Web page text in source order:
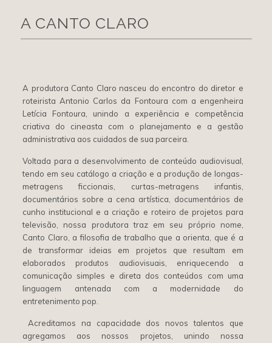
A CANTO CLARO
A produtora Canto Claro nasceu do encontro do diretor e
roteirista Antonio Carlos da Fontoura com a engenheira
Letícia Fontoura, unindo a experiência e competência
criativa do cineasta com o planejamento e a gestão
administrativa aos cuidados de sua parceira.
Voltada para a desenvolvimento de conteúdo audiovisual,
tendo em seu catálogo a criação e a produção de longas-
metragens ficcionais, curtas-metragens infantis,
documentários sobre a cena artística, documentários de
cunho institucional e a criação e roteiro de projetos para
televisão, nossa produtora traz em seu próprio nome,
Canto Claro, a filosofia de trabalho que a orienta, que é a
de transformar ideias em projetos que resultam em
elaborados produtos audiovisuais, enriquecendo a
comunicação simples e direta dos conteúdos com uma
linguagem antenada com a modernidade do
entretenimento pop.
Acreditamos na capacidade dos novos talentos que
agregamos aos nossos projetos, unindo nossa